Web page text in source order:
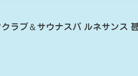
ラブ＆サウナスパ ルネサンス